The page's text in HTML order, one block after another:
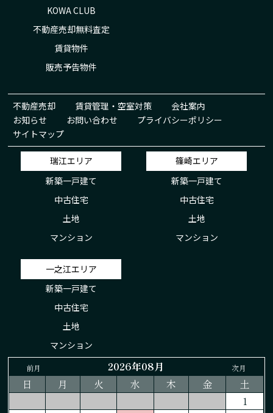
KOWA CLUB
不動産売却無料査定
賃貸物件
販売予告物件
不動産売却 賃貸管理・空室対策
会社案内
お知らせ
お問い合わせ
プライバシーポリシー
サイトマップ
瑞江エリア
新築一戸建て
中古住宅
土地
マンション
篠崎エリア
新築一戸建て
中古住宅
土地
マンション
一之江エリア
新築一戸建て
中古住宅
土地
マンション
前月 2026年08月 次月
日 月 火 水 木 金
土
1